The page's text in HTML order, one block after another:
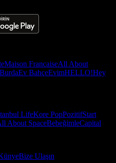
Maison FrançaiseAll About
BurdaEv BahçeEvimHELLO!Hey
LifeKore PopPozitifStart
About SpaceBebeğimleCapital
Bize Ulaşın